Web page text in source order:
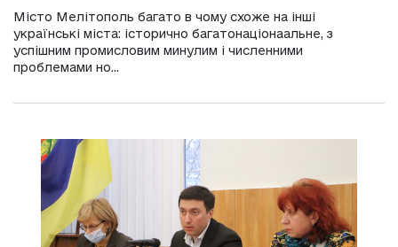
Місто Мелітополь багато в чому схоже на інші
українські міста: історично багатонаціонаальне, з
успішним промисловим минулим і численними
проблемами но...